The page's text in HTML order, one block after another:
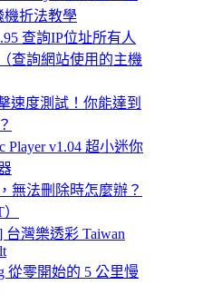
機折法教學
查詢IP位址所有人
查詢網站使用的主機
速度測試！你能達到
Player v1.04 超小迷你
無法刪除時怎麼辦？
台灣樂透彩 Taiwan
從零開始的 5 公里慢